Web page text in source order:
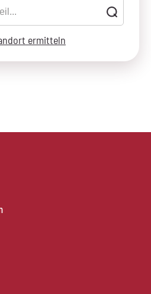
ermitteln